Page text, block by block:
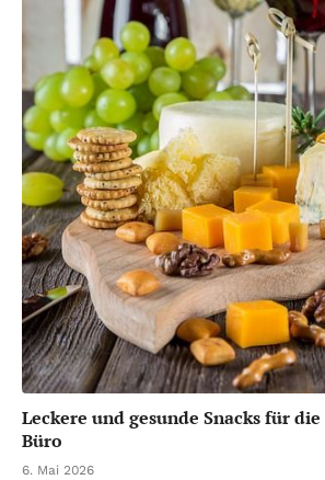
Leckere und gesunde Snacks für
Büro
6. Mai 2026